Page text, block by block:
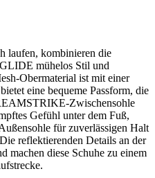
laufen, kombinieren die
mühelos Stil und
Obermaterial ist mit einer
eine bequeme Passform, die
Zwischensohle
Gefühl unter dem Fuß,
für zuverlässigen Halt
reflektierenden Details an der
machen diese Schuhe zu einem